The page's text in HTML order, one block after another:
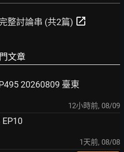
整討論串 (共2篇) open_in_new
文章
20260809 臺東
12小時前, 08/09
1天前, 08/08